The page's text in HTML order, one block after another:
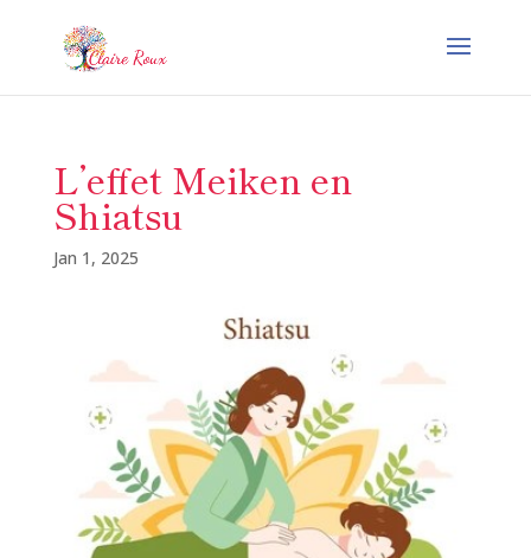
L’effet Meiken en
Shiatsu
Jan 1, 2025